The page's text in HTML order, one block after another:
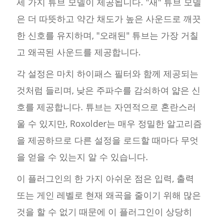
은 더 따뜻하고 약간 채도가 높은 사운드로 깨끗
한 신호를 유지하며, "오래된" 튜브는 가장 거칠
고 왜곡된 사운드를 제공합니다.
각 설정은 마치 하이패스 필터와 함께 제공되는
것처럼 들리며, 낮은 주파수를 감쇠하여 얇은 신
호를 제공합니다. 튜브는 자연적으로 혼란스러
울 수 있지만, Roxolder는 매우 정밀한 알고리즘
을 제공하므로 다른 설정을 로드할 때마다 무엇
을 얻을 수 있는지 알 수 있습니다.
이 플러그인의 한 가지 아쉬운 점은 입력, 출력
또는 게인 레벨로 현재 왜곡을 줄이기 위해 많은
것을 할 수 없기 때문에 이 플러그인이 상당히